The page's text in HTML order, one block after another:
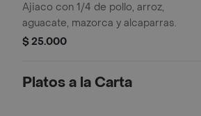
Ajiaco con 1/4 de pollo, arroz,
aguacate, mazorca y alcaparras.
$ 25.000
Platos a la Carta